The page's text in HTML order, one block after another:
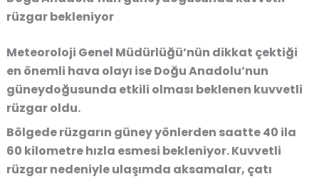
rüzgar bekleniyor
Meteoroloji Genel Müdürlüğü’nün dikkat çektiği
en önemli hava olayı ise Doğu Anadolu’nun
güneydoğusunda etkili olması beklenen kuvvetli
rüzgar oldu.
Bölgede rüzgarın güney yönlerden saatte 40 ila
60 kilometre hızla esmesi bekleniyor. Kuvvetli
rüzgar nedeniyle ulaşımda aksamalar, çatı